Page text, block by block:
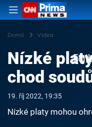
Domů Videa
Nízké
chod
19. říj 2022, 19:35
Nízké platy mohou